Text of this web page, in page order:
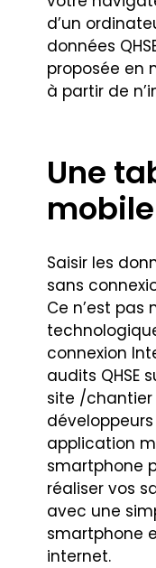
d’un
données
proposée en
à partir de
Une
Saisir les
sans
Ce n’est pas
connexion
audits QHSE
site /chantier
application
smartphone
réaliser vos
avec une
smartphone
internet.